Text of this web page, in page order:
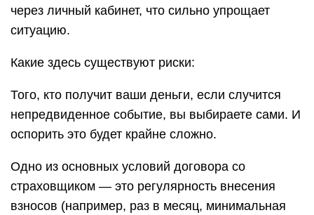
через личный кабинет, что сильно упрощает
ситуацию.
Какие здесь существуют риски:
Того, кто получит ваши деньги, если случится
непредвиденное событие, вы выбираете сами. И
оспорить это будет крайне сложно.
Одно из основных условий договора со
страховщиком — это регулярность внесения
взносов (например, раз в месяц, минимальная